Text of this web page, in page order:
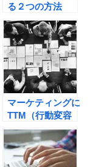
る２つの方法
マーケティングに
TTM（行動変容
ステージモデル）
を活用しよう！